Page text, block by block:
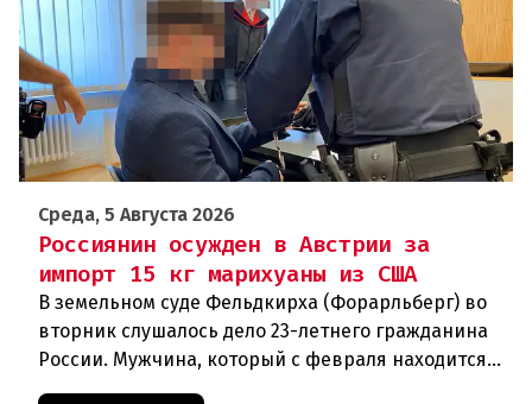
Среда, 5 Августа 2026
Россиянин осужден в Австрии за
импорт 15 кг марихуаны из США
В земельном суде Фельдкирха (Форарльберг) во
вторник слушалось дело 23-летнего гражданина
России. Мужчина, который с февраля находится
под стражей, обвинялся в том, что на протяжении